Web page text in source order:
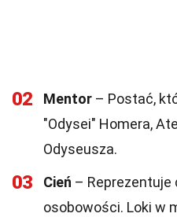
02 Mentor – Postać,
"Odysei" Homera,
Odyseusza.
03 Cień –
osobowości. Loki w